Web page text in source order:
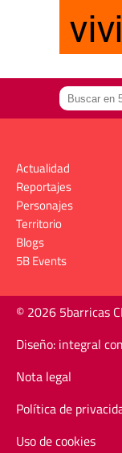
Actualidad
Reportajes
Personajes
Territorio
Blogs
5B Events
© 2026 5barricas
Diseño: integral
Nota legal
Política de
Uso de cookies